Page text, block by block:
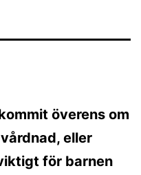
överens om
eller
för barnen